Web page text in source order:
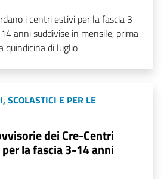
i centri estivi per la fascia 3-
anni suddivise in mensile, prima
quindicina di luglio
SCOLASTICI E PER LE
dei Cre-Centri
la fascia 3-14 anni